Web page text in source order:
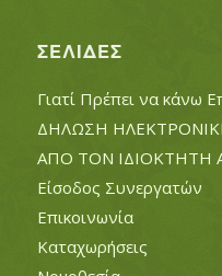
ΣΕΛΊΔΕΣ
Γιατί Πρέπει να κάνω
ΔΗΛΩΣΗ
ΑΠΟ ΤΟΝ ΙΔΙΟΚΤΗΤΗ
Είσοδος Συνεργατών
Επικοινωνία
Καταχωρήσεις